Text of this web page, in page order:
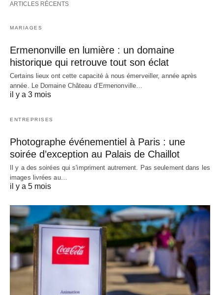
ARTICLES RÉCENTS
MARIAGES
Ermenonville en lumière : un domaine
historique qui retrouve tout son éclat
Certains lieux ont cette capacité à nous émerveiller, année après
année. Le Domaine Château d’Ermenonville…
il y a 3 mois
ENTREPRISES
Photographe événementiel à Paris : une
soirée d’exception au Palais de Chaillot
Il y a des soirées qui s'impriment autrement. Pas seulement dans les
images livrées au…
il y a 5 mois